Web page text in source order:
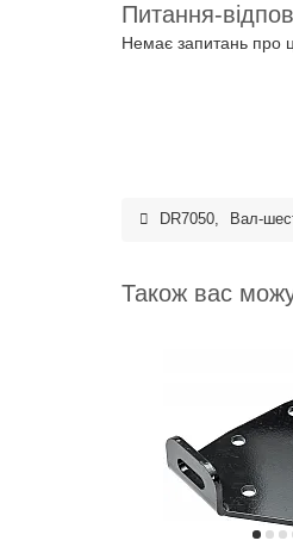
Питання-
Немає запитань про
DR7050, Вал-
Також вас